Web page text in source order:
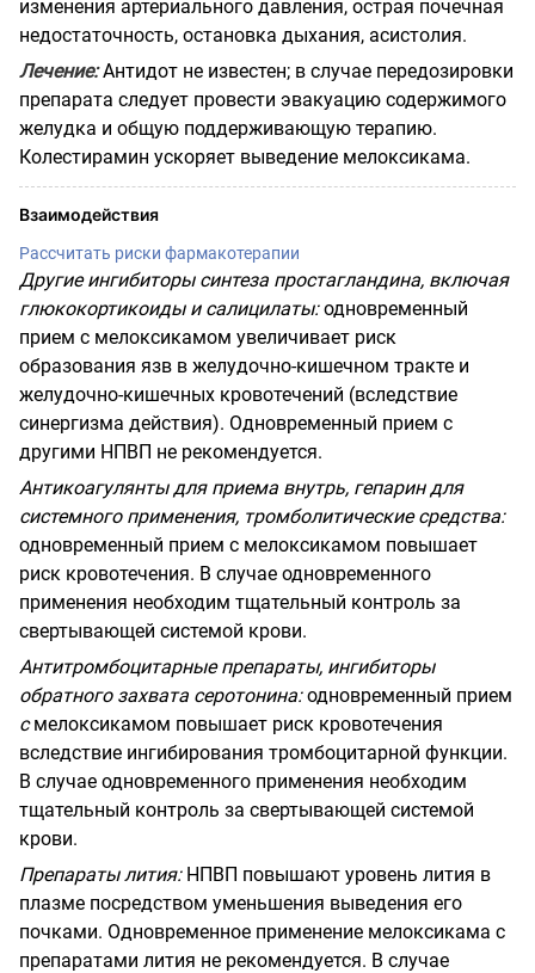
изменения артериального давления, острая почечная
недостаточность, остановка дыхания, асистолия.
Лечение:Антидот не известен; в случае передозировки
препарата следует провести эвакуацию содержимого
желудка и общую поддерживающую терапию.
Колестирамин ускоряет выведение мелоксикама.
Взаимодействия
Рассчитать риски фармакотерапии
Другие ингибиторы синтеза простагландина, включая
глюкокортикоиды и салицилаты:одновременный
прием с мелоксикамом увеличивает риск
образования язв в желудочно-кишечном тракте и
желудочно-кишечных кровотечений (вследствие
синергизма действия). Одновременный прием с
другими НПВП не рекомендуется.
Антикоагулянты для приема внутрь, гепарин для
системного применения, тромболитические средства:
одновременный прием с мелоксикамом повышает
риск кровотечения. В случае одновременного
применения необходим тщательный контроль за
свертывающей системой крови.
Антитромбоцитарные препараты, ингибиторы
обратного захвата серотонина:одновременный прием
смелоксикамом повышает риск кровотечения
вследствие ингибирования тромбоцитарной функции.
В случае одновременного применения необходим
тщательный контроль за свертывающей системой
крови.
Препараты лития:НПВП повышают уровень лития в
плазме посредством уменьшения выведения его
почками. Одновременное применение мелоксикама с
препаратами лития не рекомендуется. В случае